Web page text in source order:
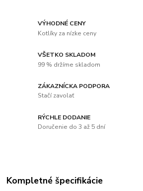
VÝHODNÉ CENY
Kotlíky za nízke ceny
VŠETKO SKLADOM
99 % držíme skladom
ZÁKAZNÍCKA PODPORA
Stačí zavolať
RÝCHLE DODANIE
Doručenie do 3 až 5 dní
Kompletné špecifikácie